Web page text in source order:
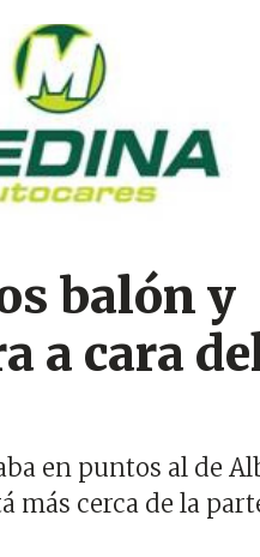
balón y
a cara
en puntos al de
más cerca de la